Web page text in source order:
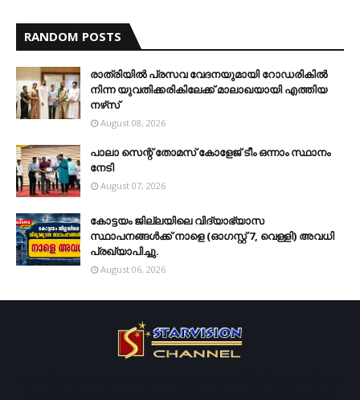
RANDOM POSTS
രാത്രിയില്‍ പ്രസവ വേദനയുമായി റോഡരികില്‍
നിന്ന യുവതിക്കരികിലേക്ക് മാലാഖയായി എത്തിയ
നഴ്‌സ്
August 08, 2026
പാലാ സെന്റ് തോമസ് കോളേജ് ടീം ഒന്നാം സ്ഥാനം
നേടി
August 07, 2026
കോട്ടയം ജില്ലയിലെ വിദ്യാഭ്യാസ
സ്ഥാപനങ്ങള്‍ക്ക് നാളെ (ഓഗസ്റ്റ് 7, വെള്ളി) അവധി
പ്രഖ്യാപിച്ചു.
August 06, 2026